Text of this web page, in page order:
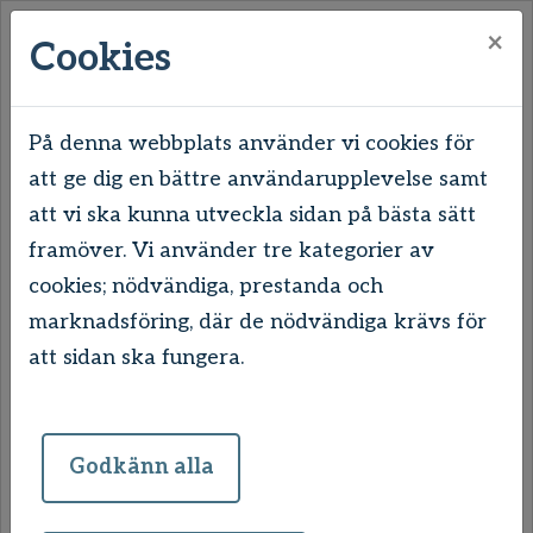
Hem
Uddevalla
Tureborg
Tureborgsvägen 16 och Hagarnevägen 45
Tureborgsvägen 16 och
Dessa båda höghus är populära bland
barnfamiljer. I anslutning till husen finns en
Cookies ×
På denna webbplats använder vi cookies för
att ge dig en bättre användarupplevelse samt
att vi ska kunna utveckla sidan på bästa sätt
framöver. Vi använder tre kategorier av
cookies; nödvändiga, prestanda och
marknadsföring, där de nödvändiga krävs för
att sidan ska fungera.
Godkänn alla